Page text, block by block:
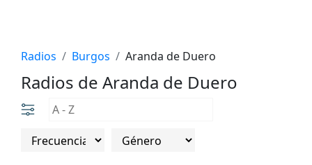
Radios Burgos Aranda de Duero
Radios de Aranda de Duero